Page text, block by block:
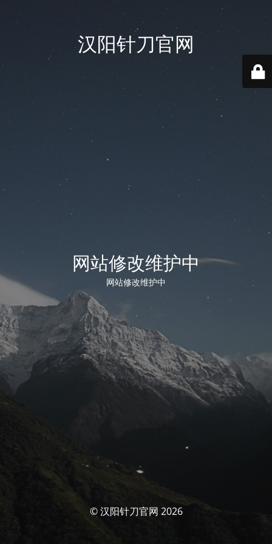
汉阳针刀官网
网站修改维护中
网站修改维护中
© 汉阳针刀官网 2026